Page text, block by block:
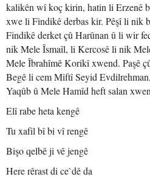
kalikên wî koç kirin, hatin li Erzenê
xwe li Findikê derbas kir. Pêşî li nik
Findikê derket çû Harûnan û li wir
nik Mele Îsmaîl, li Kercosê li nik
Mele Îbrahîmê Korikî xwend. Paşê
Begê li cem Miftî Seyid
Yaqûb û Mele Hamîd heft salan
Elî rabe heta kengê
Tu xafil bî bi vî rengê
Bişo qelbê ji vê jengê
Here rêrast di ce`dê da